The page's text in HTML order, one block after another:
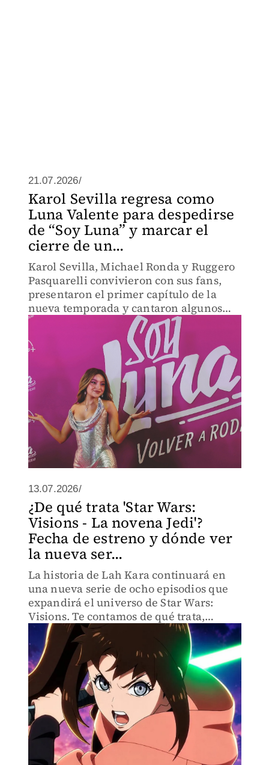
21.07.2026/
Karol Sevilla regresa como
Luna Valente para despedirse
de “Soy Luna” y marcar el
cierre de un...
Karol Sevilla, Michael Ronda y Ruggero
Pasquarelli convivieron con sus fans,
presentaron el primer capítulo de la
nueva temporada y cantaron algunos
temas de la serie.
13.07.2026/
¿De qué trata 'Star Wars:
Visions - La novena Jedi'?
Fecha de estreno y dónde ver
la nueva ser...
La historia de Lah Kara continuará en
una nueva serie de ocho episodios que
expandirá el universo de Star Wars:
Visions. Te contamos de qué trata,
cuándo se estrena y dónde podrás verla.